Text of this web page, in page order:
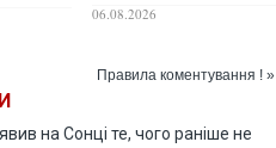
06.08.2026
Правила коментування ! »
на Сонці те, чого раніше не